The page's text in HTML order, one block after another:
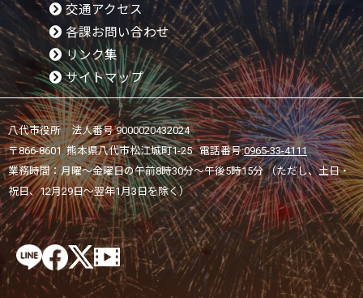
交通アクセス
各課お問い合わせ
リンク集
サイトマップ
八代市役所 法人番号 9000020432024
〒866-8601 熊本県八代市松江城町1-25 電話番号:0965-33-4111
業務時間：月曜～金曜日の午前8時30分～午後5時15分 （ただし、土日・
祝日、12月29日～翌年1月3日を除く）